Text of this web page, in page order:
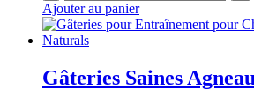
Ajouter au panier
Gâteries Saines